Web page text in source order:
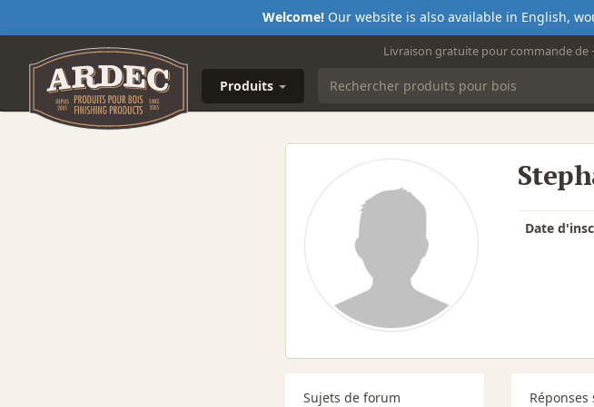
Welcome!Our website is also available in English,
Livraison gratuite pour commande de
Produits
Date
Sujets de forum